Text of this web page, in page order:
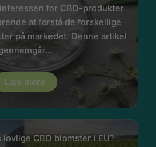
for CBD-produkter
at forstå de forskellige
på markedet. Denne artikel
Læs mere
lovlige CBD blomster i EU?